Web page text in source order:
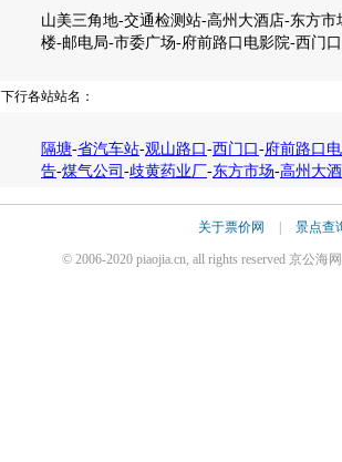
山美三角地-交通检测站-高州大酒店-东方
楼-邮电局-市委广场-府前路口电影院-西门
下行各站站名：
隔塘-省汽车站-观山路口 -西门口 -府前路口
告-煤气公司 -歧黄药业厂-东方市场-高州大
关于票价网 景点查
© 2006-2020 piaojia.cn, all rights reserved 京公海